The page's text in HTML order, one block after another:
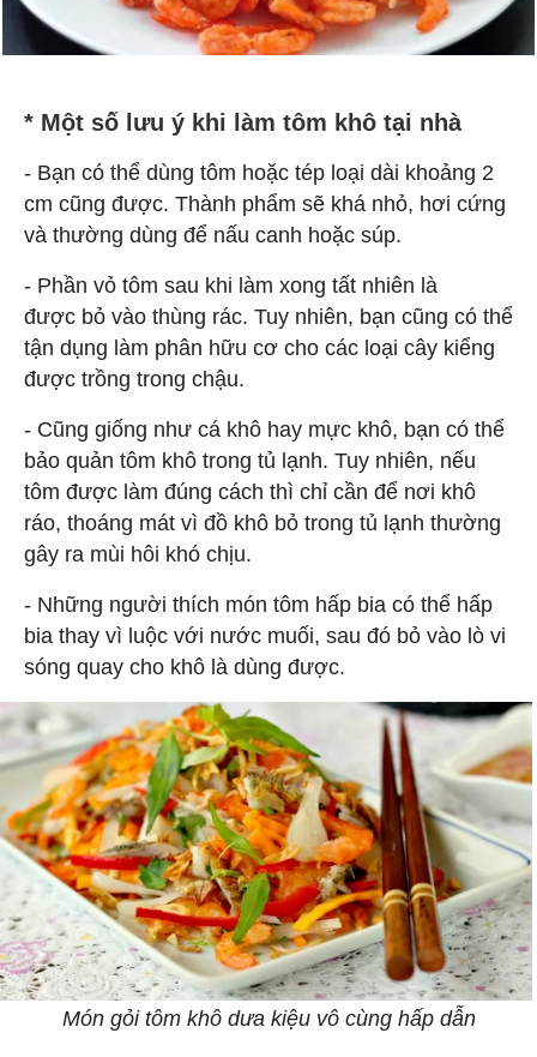
* Một số lưu ý khi làm tôm khô tại nhà
- Bạn có thể dùng tôm hoặc tép loại dài khoảng 2
cm cũng được. Thành phẩm sẽ khá nhỏ, hơi cứng
và thường dùng để nấu canh hoặc súp.
- Phần vỏ tôm sau khi làm xong tất nhiên là
được bỏ vào thùng rác. Tuy nhiên, bạn cũng có thể
tận dụng làm phân hữu cơ cho các loại cây kiểng
được trồng trong chậu.
- Cũng giống như cá khô hay mực khô, bạn có thể
bảo quản tôm khô trong tủ lạnh. Tuy nhiên, nếu
tôm được làm đúng cách thì chỉ cần để nơi khô
ráo, thoáng mát vì đồ khô bỏ trong tủ lạnh thường
gây ra mùi hôi khó chịu.
- Những người thích món tôm hấp bia có thể hấp
bia thay vì luộc với nước muối, sau đó bỏ vào lò vi
sóng quay cho khô là dùng được.
Món gỏi tôm khô dưa kiệu vô cùng hấp dẫn